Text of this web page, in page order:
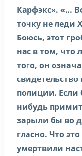
Карфэкс». «…
точку не леди
Боюсь, этот
нас в том, что
того, он
полиции. Если
нибудь
зарыли бы во
гласно. Что
умертвили